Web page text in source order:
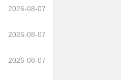
2026-08-07
2026-08-07
2026-08-07